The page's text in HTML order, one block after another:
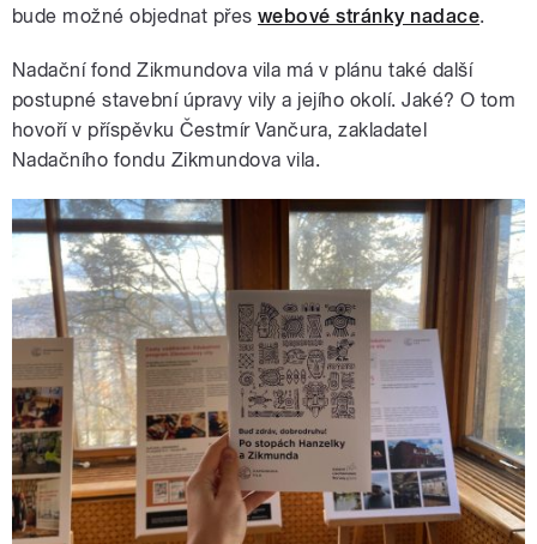
bude možné objednat přes webové stránky nadace.
Nadační fond Zikmundova vila má v plánu také další
postupné stavební úpravy vily a jejího okolí. Jaké? O tom
hovoří v příspěvku Čestmír Vančura, zakladatel
Nadačního fondu Zikmundova vila.